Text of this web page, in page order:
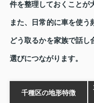
件を整理しておくことが
また、日常的に車を使
どう取るかを家族で話し
選びにつながります。
千種区の地形特徴